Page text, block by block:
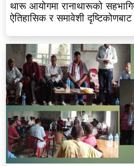
थारू आयोगमा रानाथारूको
ऐतिहासिक र समावेशी